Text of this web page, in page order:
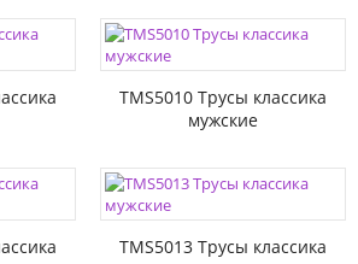
TMS5010 Трусы классика
мужские
TMS5013 Трусы классика